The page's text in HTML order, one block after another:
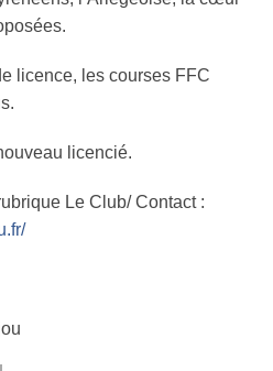
licence, les courses FFC
licencié.
Le Club/ Contact :